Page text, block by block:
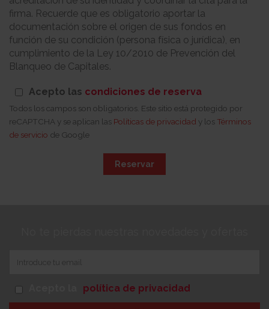
firma. Recuerde que es obligatorio aportar la
documentación sobre el origen de sus fondos en
función de su condición (persona física o jurídica), en
cumplimiento de la Ley 10/2010 de Prevención del
Blanqueo de Capitales.
Acepto las condiciones de reserva
Todos los campos son obligatorios. Este sitio está protegido por
reCAPTCHA y se aplican las Políticas de privacidad y los Términos
de servicio de Google
Reservar
política de privacidad